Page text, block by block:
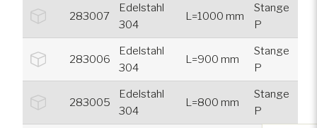
283007
Edelstahl
304
L=1000 mm
Stange
P
283006
Edelstahl
304
L=900 mm
Stange
P
283005
Edelstahl
304
L=800 mm
Stange
P